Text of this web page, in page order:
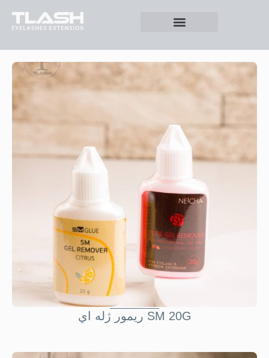
ريمور ژله اي SM 20G